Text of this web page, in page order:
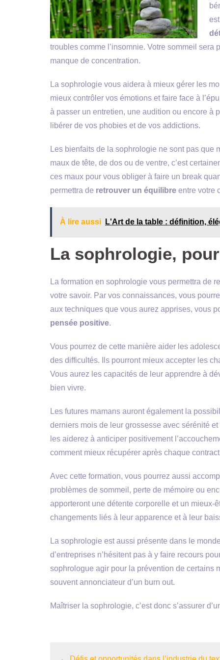
troubles comme l’insomnie. Votre sommeil
manque de concentration.
La sophrologie vous aidera à mieux gérer les
mieux contrôler vos émotions et faire face à
à passer un entretien, une audition ou encore à
libérer de vos phobies et de vos addictions.
Les bienfaits de la sophrologie ne sont pas que
maux de tête, de dos ou de ventre, c’est
ces maux pour vous obliger à faire un break
permettra de retrouver un équilibre entre votre
À lire aussi L'Art de la table : définition,
La sophrologie,
La formation en sophrologie vous permettra de
votre savoir. Par vos connaissances, vous
aux techniques que vous aurez apprises, vous
pensée positive.
Vous pourrez de cette manière aider les
des difficultés. Ils pourront mieux accepter les
Vous aurez les capacités de leur apprendre à
bien vivre.
Les futures mamans auront également la
derniers mois de leur grossesse avec sérénité
les aiderez à anticiper positivement
comment mieux récupérer après chaque
Avec cette formation, vous pourrez aussi
problèmes de sommeil, perte de mémoire ou
apporteront une détente corporelle et un
changements liés à leur apparence et à leur
La sophrologie est aussi présente dans le
d’entreprises n’hésitent pas à y faire recours
sophrologue agir pour la prévention de certains
souvent annonciateur d’un burn out.
Maîtriser la sophrologie, c’est donc s’assurer